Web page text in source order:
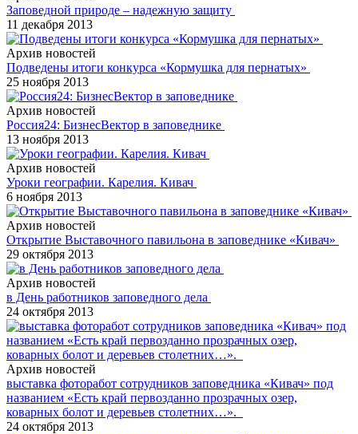
Заповедной природе – надежную защиту
11 декабря 2013
Архив новостей
Подведены итоги конкурса «Кормушка для пернатых»
25 ноября 2013
Архив новостей
Россия24: БизнесВектор в заповеднике
13 ноября 2013
Архив новостей
Уроки географии. Карелия. Кивач
6 ноября 2013
Архив новостей
Открытие Выставочного павильона в заповеднике «Кивач»
29 октября 2013
Архив новостей
в День работников заповедного дела
24 октября 2013
Архив новостей
выставка фоторабот сотрудников заповедника «Кивач» под
названием «Есть край первозданно прозрачных озер,
коварных болот и деревьев столетних…».
24 октября 2013